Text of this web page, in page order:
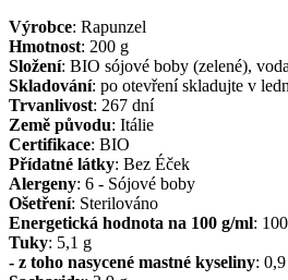
Výrobce: Rapunzel
Hmotnost: 200 g
Složení: BIO sójové boby (zelené),
Skladování: po otevření skladujte v
Trvanlivost: 267 dní
Země původu: Itálie
Certifikace: BIO
Přídatné látky: Bez Éček
Alergeny: 6 - Sójové boby
Ošetření: Sterilováno
Energetická hodnota na 100 g/ml: 100
Tuky: 5,1 g
- z toho nasycené mastné kyseliny: 0,9